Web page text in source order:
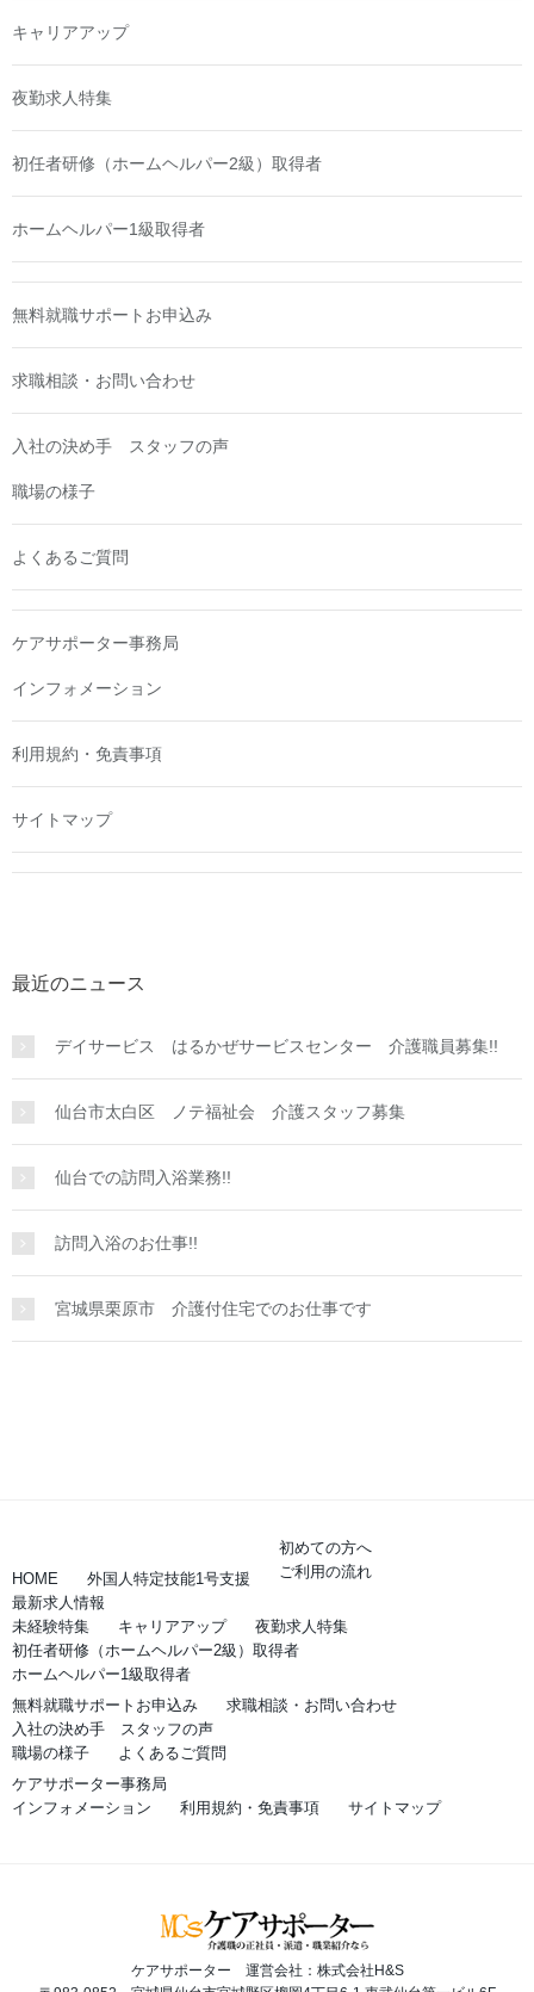
キャリアアップ
夜勤求人特集
初任者研修（ホームヘルパー2級）取得者
ホームヘルパー1級取得者
無料就職サポートお申込み
求職相談・お問い合わせ
入社の決め手 スタッフの声
職場の様子
よくあるご質問
ケアサポーター事務局
インフォメーション
利用規約・免責事項
サイトマップ
最近のニュース
デイサービス はるかぜサービスセンター 介護職員募集!!
仙台市太白区 ノテ福祉会 介護スタッフ募集
仙台での訪問入浴業務!!
訪問入浴のお仕事!!
宮城県栗原市 介護付住宅でのお仕事です
HOME 外国人特定技能1号支援
初めての方へ
ご利用の流れ
最新求人情報
未経験特集
キャリアアップ
夜勤求人特集
初任者研修（ホームヘルパー2級）取得者
ホームヘルパー1級取得者
無料就職サポートお申込み
求職相談・お問い合わせ
入社の決め手 スタッフの声
職場の様子
よくあるご質問
ケアサポーター事務局
インフォメーション
利用規約・免責事項 サイトマップ
ケアサポーター 運営会社：株式会社H&S